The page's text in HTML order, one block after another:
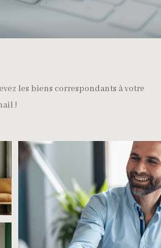
les biens correspondants à votre
!